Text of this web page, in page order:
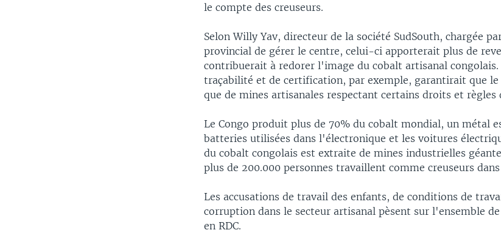
le compte des creuseurs.
Selon Willy Yav, directeur de la société SudSouth, chargée
provincial de gérer le centre, celui-ci apporterait plus de
contribuerait à redorer l'image du cobalt artisanal congolais.
traçabilité et de certification, par exemple, garantirait que
que de mines artisanales respectant certains droits et règles
Le Congo produit plus de 70% du cobalt mondial, un métal
batteries utilisées dans l'électronique et les voitures
du cobalt congolais est extraite de mines industrielles
plus de 200.000 personnes travaillent comme creuseurs
Les accusations de travail des enfants, de conditions de
corruption dans le secteur artisanal pèsent sur l'ensemble
en RDC.